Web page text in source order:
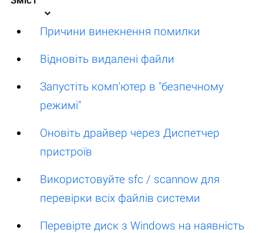
Причини винекнення помилки
Відновіть видалені файли
Запустіть комп'ютер в "безпечному
режимі"
Оновіть драйвер через Диспетчер
пристроїв
Використовуйте sfc / scannow для
перевірки всіх файлів системи
Перевірте диск з Windows на наявність